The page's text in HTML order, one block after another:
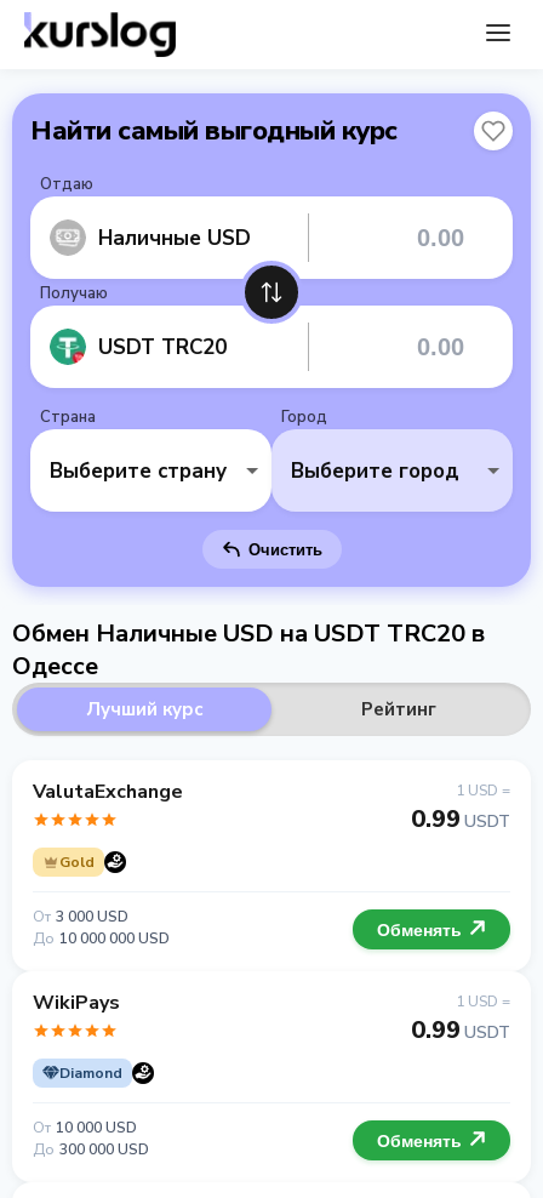
Найти самый выгодный курс
Отдаю
Наличные USD
Получаю
USDT TRC20
Страна
Выберите страну
Город
Выберите город
Очистить
Обмен Наличные USD на USDT TRC20 в
Одессе
Лучший курс Рейтинг
ValutaExchange
Gold
1 USD =
0.99 USDT
От 3 000 USD
До 10 000 000 USD Обменять
WikiPays
Diamond
1 USD =
0.99 USDT
От 10 000 USD
До 300 000 USD Обменять